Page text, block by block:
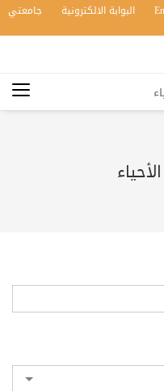
البوابة الالكترونية جامعتي